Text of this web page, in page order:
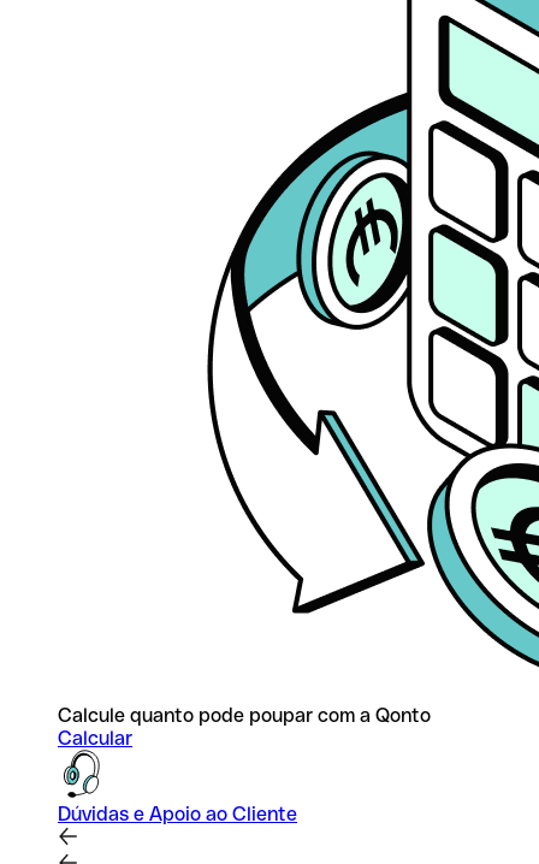
Calcule quanto pode poupar com a Qonto
Calcular
Dúvidas e Apoio ao Cliente